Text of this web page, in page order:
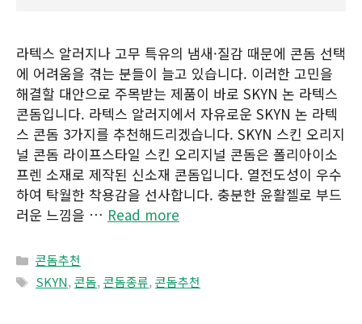
라텍스 알러지나 고무 특유의 냄새·질감 때문에 콘돔 선택
에 어려움을 겪는 분들이 늘고 있습니다. 이러한 고민을
해결할 대안으로 주목받는 제품이 바로 SKYN 논 라텍스
콘돔입니다. 라텍스 알러지에서 자유로운 SKYN 논 라텍
스 콘돔 3가지를 추천해드리겠습니다. SKYN 스킨 오리지
널 콘돔 라이프스타일 스킨 오리지널 콘돔은 폴리아이소
프렌 소재로 제작된 신소재 콘돔입니다. 열전도성이 우수
하여 탁월한 착용감을 선사합니다. 충분한 윤활젤로 부드
러운 느낌을 … Read more
Categories
콘돔추천
Tags
SKYN, 콘돔, 콘돔종류, 콘돔추천